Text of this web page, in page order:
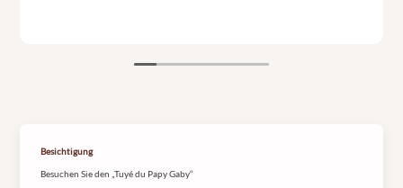
Besichtigung
Besuchen Sie den „Tuyé du Papy Gaby“